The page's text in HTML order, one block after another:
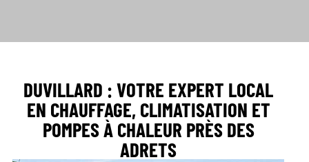
DUVILLARD : VOTRE EXPERT LOCAL
EN CHAUFFAGE, CLIMATISATION ET
POMPES À CHALEUR PRÈS DES
ADRETS